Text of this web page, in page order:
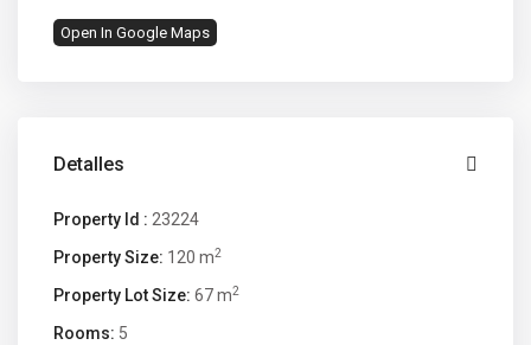
Open In Google Maps
Detalles
Property Id : 23224
Property Size: 120 m2
Property Lot Size: 67 m2
Rooms: 5